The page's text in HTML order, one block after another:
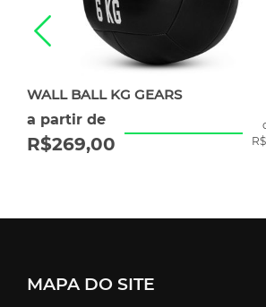
WALL BALL KG GEARS
R$
a partir de
R$269,00
MAPA DO SITE